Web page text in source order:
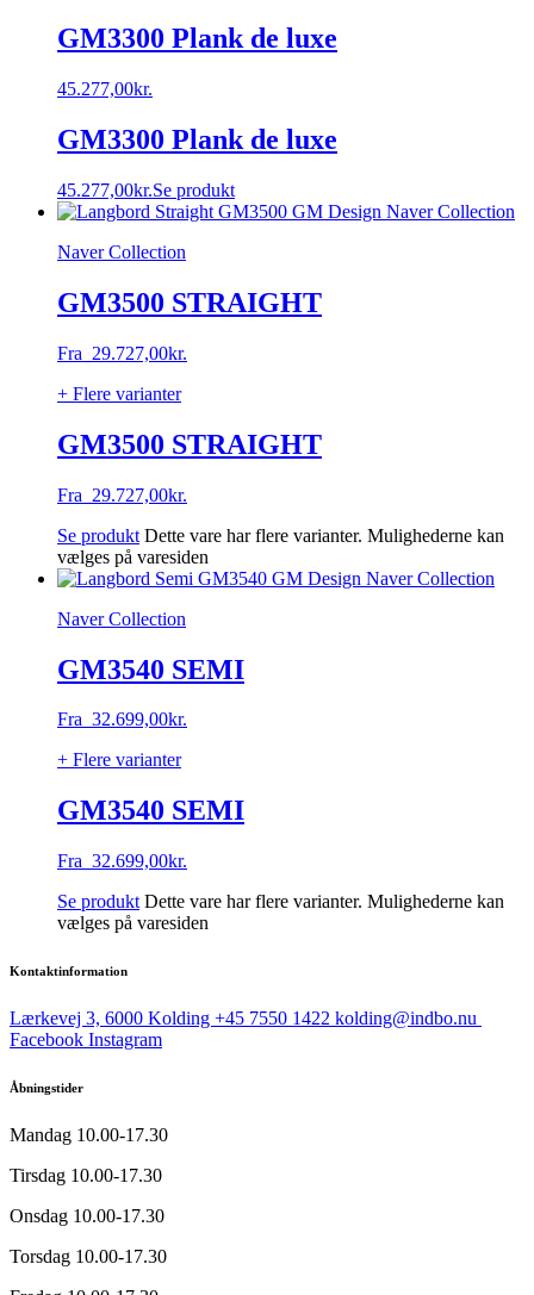
GM3300 Plank de luxe
45.277,00kr.
GM3300 Plank de luxe
45.277,00kr.Se produkt
Naver Collection
GM3500 STRAIGHT
Fra 29.727,00kr.
+ Flere varianter
GM3500 STRAIGHT
Fra 29.727,00kr.
Se produkt Dette vare har flere varianter. Mulighederne kan
vælges på varesiden
Naver Collection
GM3540 SEMI
Fra 32.699,00kr.
+ Flere varianter
GM3540 SEMI
Fra 32.699,00kr.
Se produkt Dette vare har flere varianter. Mulighederne kan
vælges på varesiden
Kontaktinformation
Lærkevej 3, 6000 Kolding +45 7550 1422 kolding@indbo.nu
Facebook Instagram
Åbningstider
Mandag 10.00-17.30
Tirsdag 10.00-17.30
Onsdag 10.00-17.30
Torsdag 10.00-17.30